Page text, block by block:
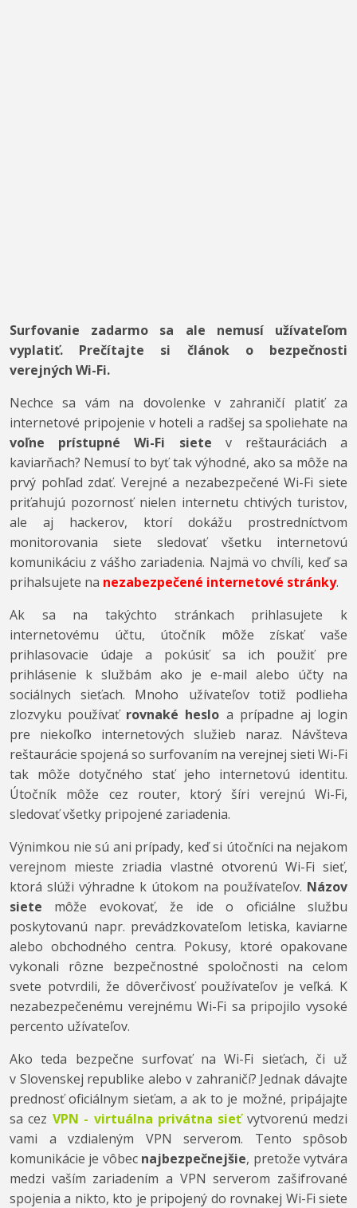
Surfovanie zadarmo sa ale nemusí užívateľom
vyplatiť. Prečítajte si článok o bezpečnosti
verejných Wi-Fi.
Nechce sa vám na dovolenke v zahraničí platiť za
internetové pripojenie v hoteli a radšej sa spoliehate na
voľne prístupné Wi-Fi siete v reštauráciách a
kaviarňach? Nemusí to byť tak výhodné, ako sa môže na
prvý pohľad zdať. Verejné a nezabezpečené Wi-Fi siete
priťahujú pozornosť nielen internetu chtivých turistov,
ale aj hackerov, ktorí dokážu prostredníctvom
monitorovania siete sledovať všetku internetovú
komunikáciu z vášho zariadenia. Najmä vo chvíli, keď sa
prihalsujete na nezabezpečené internetové stránky.
Ak sa na takýchto stránkach prihlasujete k
internetovému účtu, útočník môže získať vaše
prihlasovacie údaje a pokúsiť sa ich použiť pre
prihlásenie k službám ako je e-mail alebo účty na
sociálnych sieťach. Mnoho užívateľov totiž podlieha
zlozvyku používať rovnaké heslo a prípadne aj login
pre niekoľko internetových služieb naraz. Návšteva
reštaurácie spojená so surfovaním na verejnej sieti Wi-Fi
tak môže dotyčného stať jeho internetovú identitu.
Útočník môže cez router, ktorý šíri verejnú Wi-Fi,
sledovať všetky pripojené zariadenia.
Výnimkou nie sú ani prípady, keď si útočníci na nejakom
verejnom mieste zriadia vlastné otvorenú Wi-Fi sieť,
ktorá slúži výhradne k útokom na používateľov. Názov
siete môže evokovať, že ide o oficiálne službu
poskytovanú napr. prevádzkovateľom letiska, kaviarne
alebo obchodného centra. Pokusy, ktoré opakovane
vykonali rôzne bezpečnostné spoločnosti na celom
svete potvrdili, že dôverčivosť používateľov je veľká. K
nezabezpečenému verejnému Wi-Fi sa pripojilo vysoké
percento užívateľov.
Ako teda bezpečne surfovať na Wi-Fi sieťach, či už
v Slovenskej republike alebo v zahraničí? Jednak dávajte
prednosť oficiálnym sieťam, a ak to je možné, pripájajte
sa cez VPN - virtuálna privátna sieťvytvorenú medzi
vami a vzdialeným VPN serverom. Tento spôsob
komunikácie je vôbec najbezpečnejšie, pretože vytvára
medzi vaším zariadením a VPN serverom zašifrované
spojenia a nikto, kto je pripojený do rovnakej Wi-Fi siete